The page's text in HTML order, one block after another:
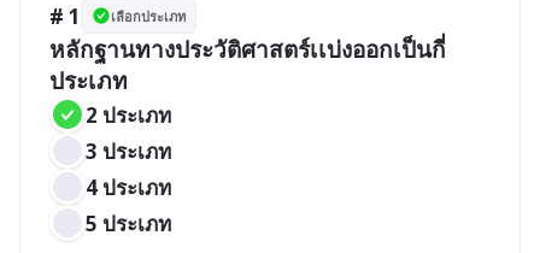
# 1 เลือกประเภท
หลักฐานทางประวัติศาสตร์เเบ่งออกเป็นกี่
ประเภท
2 ประเภท
3 ประเภท
4 ประเภท
5 ประเภท